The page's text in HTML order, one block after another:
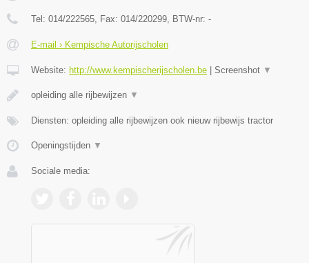
Tel: 014/222565 , Fax: 014/220299 , BTW-nr: -
E-mail › Kempische Autorijscholen
Website: http://www.kempischerijscholen.be | Screenshot ▼
opleiding alle rijbewijzen ▼
Diensten: opleiding alle rijbewijzen ook nieuw rijbewijs tractor
Openingstijden ▼
Sociale media: